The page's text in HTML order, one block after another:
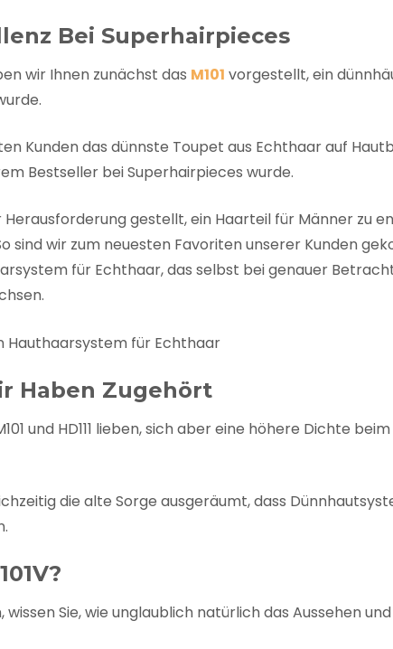
Bei Superhairpieces
wir Ihnen zunächst das M101 vorgestellt, ein
Kunden das dünnste Toupet aus Echthaar auf
Bestseller bei Superhairpieces wurde.
gestellt, ein Haarteil für Männer zu
sind wir zum neuesten Favoriten unserer Kunden
für Echthaar, das selbst bei genauer
Haben Zugehört
und HD111 lieben, sich aber eine höhere Dichte
die alte Sorge ausgeräumt, dass
wissen Sie, wie unglaublich natürlich das Aussehen